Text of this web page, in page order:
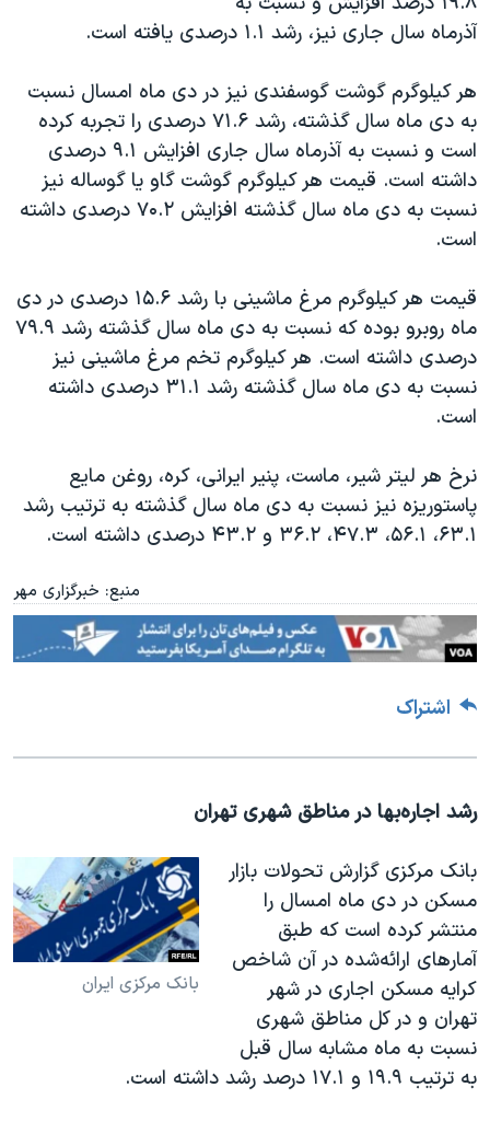
آذرماه سال جاری نیز، رشد ۱.۱ درصدی یافته است
.
هر کیلوگرم گوشت گوسفندی نیز در دی ماه امسال نسبت
به دی ماه سال گذشته، رشد ۷۱.۶ درصدی را تجربه کرده
است و نسبت به آذرماه سال جاری افزایش ۹.۱ درصدی
داشته است. قیمت هر کیلوگرم گوشت گاو یا گوساله نیز
نسبت به دی ماه سال گذشته افزایش ۷۰.۲ درصدی داشته
است.
قیمت هر کیلوگرم مرغ ماشینی با رشد ۱۵.۶ درصدی در دی
ماه روبرو بوده که نسبت به دی ماه سال گذشته رشد ۷۹.۹
درصدی داشته است. هر کیلوگرم تخم مرغ ماشینی نیز
نسبت به دی ماه سال گذشته رشد ۳۱.۱ درصدی داشته
است.
نرخ هر لیتر شیر، ماست، پنیر ایرانی، کره، روغن مایع
پاستوریزه نیز نسبت به دی ماه سال گذشته به ترتیب رشد
۶۳.۱، ۵۶.۱، ۴۷.۳، ۳۶.۲ و ۴۳.۲ درصدی داشته است
.
منبع: خبرگزاری مهر
اشتراک
رشد اجاره‌بها در مناطق شهری تهران
بانک مرکزی ایران
بانک مرکزی گزارش تحولات بازار
مسکن در دی ماه امسال را
منتشر کرده است که طبق
آمارهای ارائه‌شده در آن شاخص
کرایه مسکن اجاری در شهر
تهران و در کل مناطق شهری
نسبت به ماه مشابه سال قبل
به ترتیب ۱۹.۹ و ۱۷.۱ درصد رشد داشته است
.